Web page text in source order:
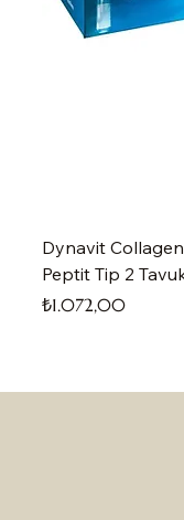
Dynavit
Peptit Tip 2
Fiyat
₺1.072,00